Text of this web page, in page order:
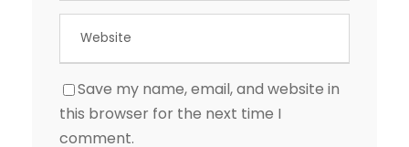
Save my name, email, and website in
this browser for the next time I
comment.